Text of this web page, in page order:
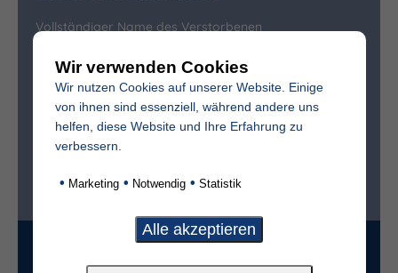
Vollständiger Name des Verstorbenen
Sterbedatum
Ist der Friedhof im selben Ort?*
nein
Wir verwenden Cookies
Wir nutzen Cookies auf unserer Website. Einige
von ihnen sind essenziell, während andere uns
helfen, diese Website und Ihre Erfahrung zu
verbessern.
• Marketing • Notwendig • Statistik